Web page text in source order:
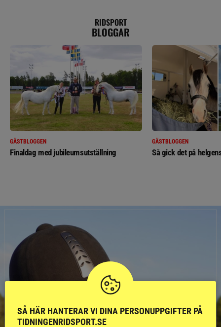
RIDSPORT
BLOGGAR
GÄSTBLOGGEN
Finaldag med jubileumsutställning
GÄSTBLOGGEN
Så gick det på
SÅ HÄR HANTERAR VI DINA PERSONUPPGIFTER PÅ
TIDNINGENRIDSPORT.SE